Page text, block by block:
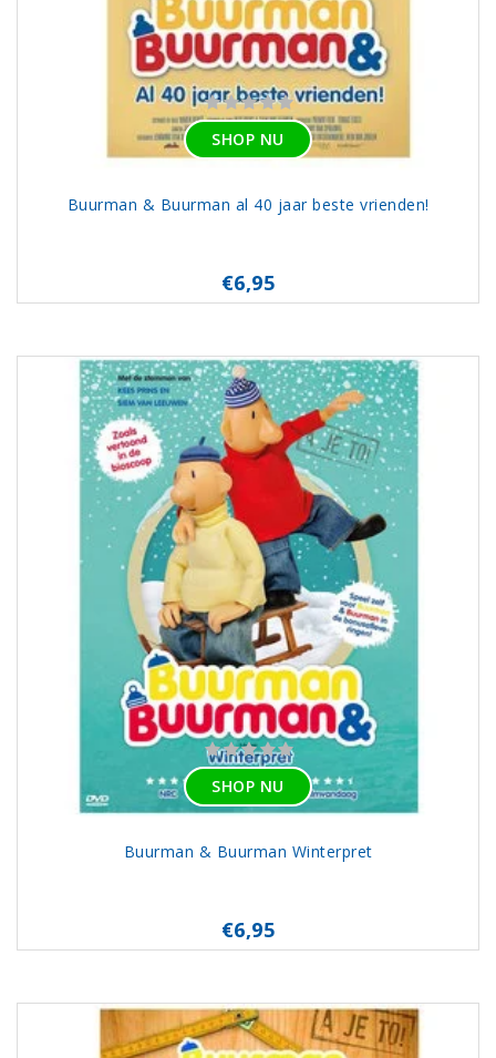
SHOP NU
Buurman & Buurman al 40 jaar beste vrienden!
€6,95
SHOP NU
Buurman & Buurman Winterpret
€6,95